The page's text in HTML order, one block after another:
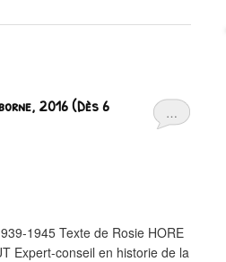
…
2016 (Dès 6
1945 Texte de Rosie HORE
Expert-conseil en historie de la